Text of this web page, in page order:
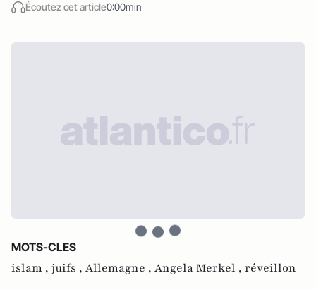
Écoutez cet article0:00min
MOTS-CLES
islam , juifs , Allemagne , Angela Merkel , réveillon